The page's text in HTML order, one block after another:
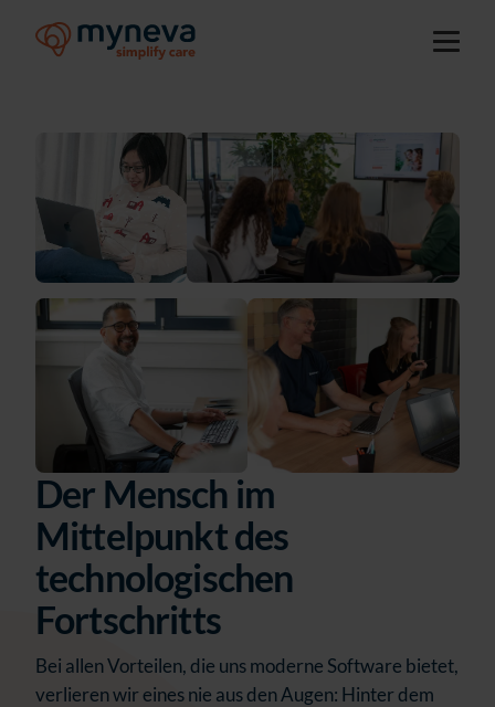
Der Mensch im
Mittelpunkt des
technologischen
Fortschritts
Bei allen Vorteilen, die uns moderne Software bietet,
verlieren wir eines nie aus den Augen: Hinter dem